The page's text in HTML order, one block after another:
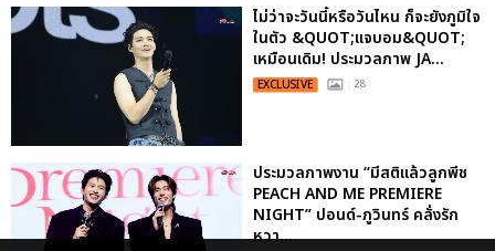
ไม่ว่าจะวันนี้หรือวันไหน ก็จะยังภูมิใจ
ในตัว &QUOT;แจบอม&QUOT;
เหมือนเดิม! ประมวลภาพ JA...
EXCLUSIVE : 28
ประมวลภาพงาน “มีสติแล้วลูกพีช
PEACH AND ME PREMIERE
NIGHT” ปอนด์-ภูวินทร์ คลั่งรัก
หวา...